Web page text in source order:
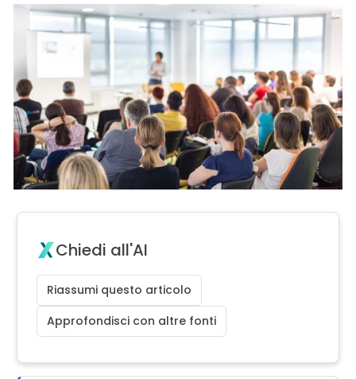
Chiedi all'AI
Riassumi questo articolo
Approfondisci con altre fonti